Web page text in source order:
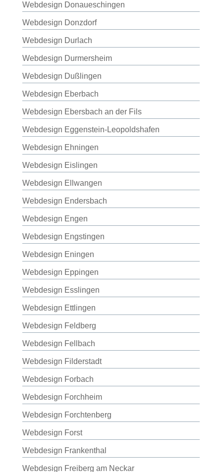
Webdesign Donaueschingen
Webdesign Donzdorf
Webdesign Durlach
Webdesign Durmersheim
Webdesign Dußlingen
Webdesign Eberbach
Webdesign Ebersbach an der Fils
Webdesign Eggenstein-Leopoldshafen
Webdesign Ehningen
Webdesign Eislingen
Webdesign Ellwangen
Webdesign Endersbach
Webdesign Engen
Webdesign Engstingen
Webdesign Eningen
Webdesign Eppingen
Webdesign Esslingen
Webdesign Ettlingen
Webdesign Feldberg
Webdesign Fellbach
Webdesign Filderstadt
Webdesign Forbach
Webdesign Forchheim
Webdesign Forchtenberg
Webdesign Forst
Webdesign Frankenthal
Webdesign Freiberg am Neckar